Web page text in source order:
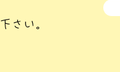
さい。